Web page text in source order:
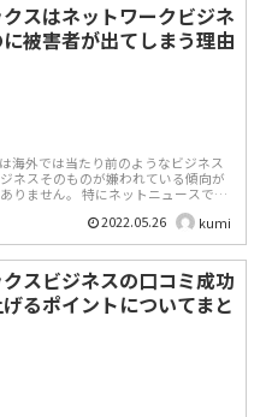
スはネットワークビジネ
被害者が出てしまう理由
海外では当たり前のようなビジネス
ネスそのものが嫌われている傾向が
りません。 特にネットニュースでは
2022.05.26 kumi
スビジネスの口コミ成功
るポイントについてまと